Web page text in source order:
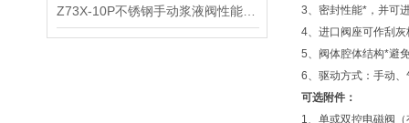
3、密封性能*，并可
4、进口阀座可作刮
5、阀体腔体结构*避
6、驱动方式：手动
可选附件：
1、单或双控电磁阀